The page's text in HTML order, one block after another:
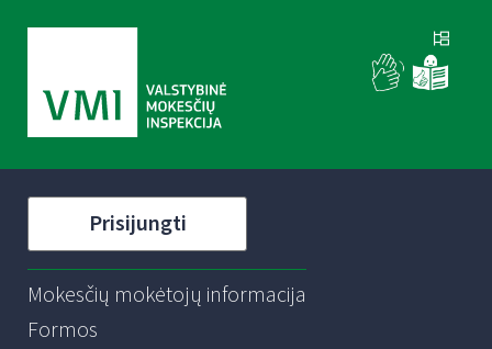
Prisijungti
Mokesčių mokėtojų informacija
Formos